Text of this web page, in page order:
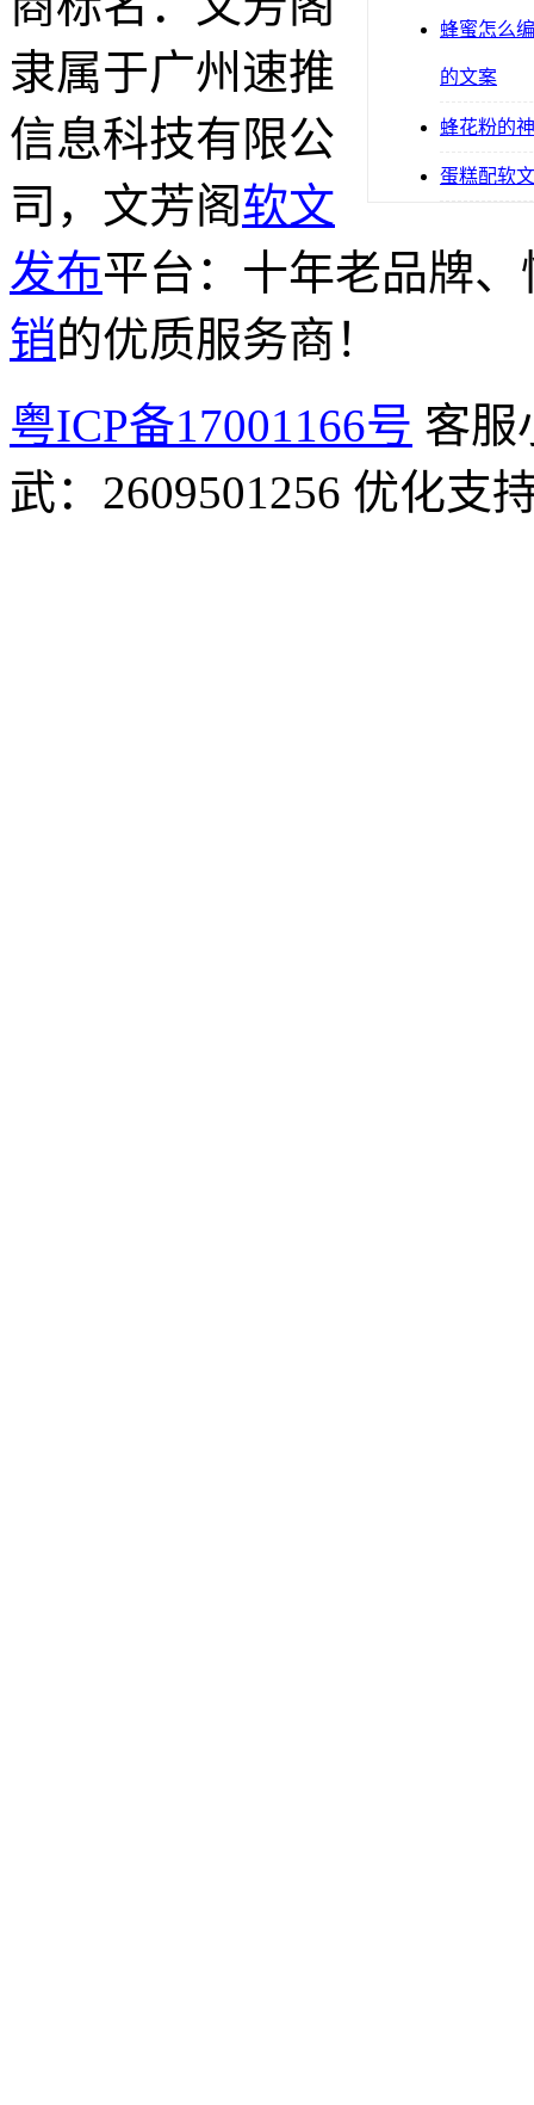
蜂蜜怎么
的文案
蜂花粉的
蛋糕配软
隶属于广州速推
信息科技有限公
司，文芳阁软文
发布平台：十年老品牌
销的优质服务商！
粤ICP备17001166号 客服
武：2609501256 优化支